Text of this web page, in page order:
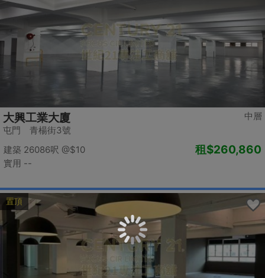
中層
大興工業大廈
屯門 青楊街3號
建築 26086呎 @$10
實用 --
租$260,860
置頂